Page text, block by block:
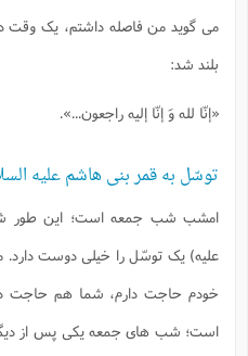
می گوید من فاصله داشتم، یک وقت
بلند شد:
«إنّا لله وَ إنّا إلیه راجعون...».
توسّل به قمر بنی هاشم علیه
امشب شب جمعه است؛ این طور
علیه) یک توسّل را خیلی دوست دارد.
خودم حاجت دارم، شما هم حاجت
است؛ شب های جمعه یکی پس از